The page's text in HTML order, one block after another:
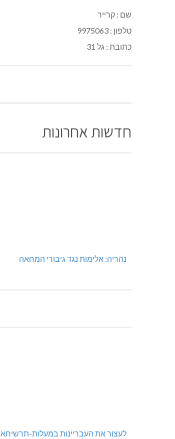
שם : קרייר
טלפון : 9975063
כתובת : גל 31
חדשות אחרונות
נהריה: אלימות נגד גיבורי המחאה
לעצור את העבריינות במעלות-תרשיחא